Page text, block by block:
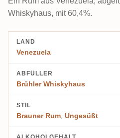
Whiskyhaus, mit 60,4%.
LAND
Venezuela
ABFÜLLER
Brühler Whiskyhaus
STIL
Brauner Rum Ungesüßt